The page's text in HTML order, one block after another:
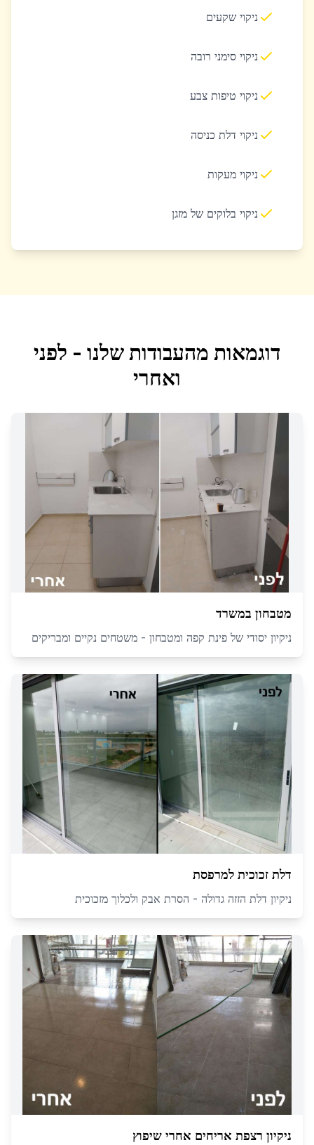
ניקוי שקעים
ניקוי סימני רובה
ניקוי טיפות צבע
ניקוי דלת כניסה
ניקוי מעקות
ניקוי בלוקים של מזגן
דוגמאות מהעבודות שלנו - לפני
ואחרי
מטבחון במשרד
ניקיון יסודי של פינת קפה ומטבחון - משטחים נקיים ומבריקים
דלת זכוכית למרפסת
ניקיון דלת הזזה גדולה - הסרת אבק ולכלוך מזכוכית
ניקיון רצפת אריחים אחרי שיפוץ